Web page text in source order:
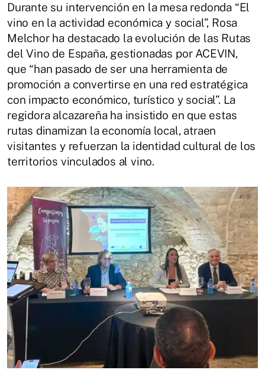
Durante su intervención en la mesa redonda “El
vino en la actividad económica y social”, Rosa
Melchor ha destacado la evolución de las Rutas
del Vino de España, gestionadas por ACEVIN,
que “han pasado de ser una herramienta de
promoción a convertirse en una red estratégica
con impacto económico, turístico y social”. La
regidora alcazareña ha insistido en que estas
rutas dinamizan la economía local, atraen
visitantes y refuerzan la identidad cultural de los
territorios vinculados al vino.